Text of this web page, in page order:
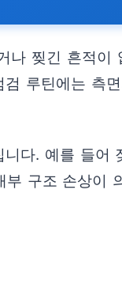
나 찢긴 흔적이
루틴에는 측
다. 예를 들어
구조 손상이